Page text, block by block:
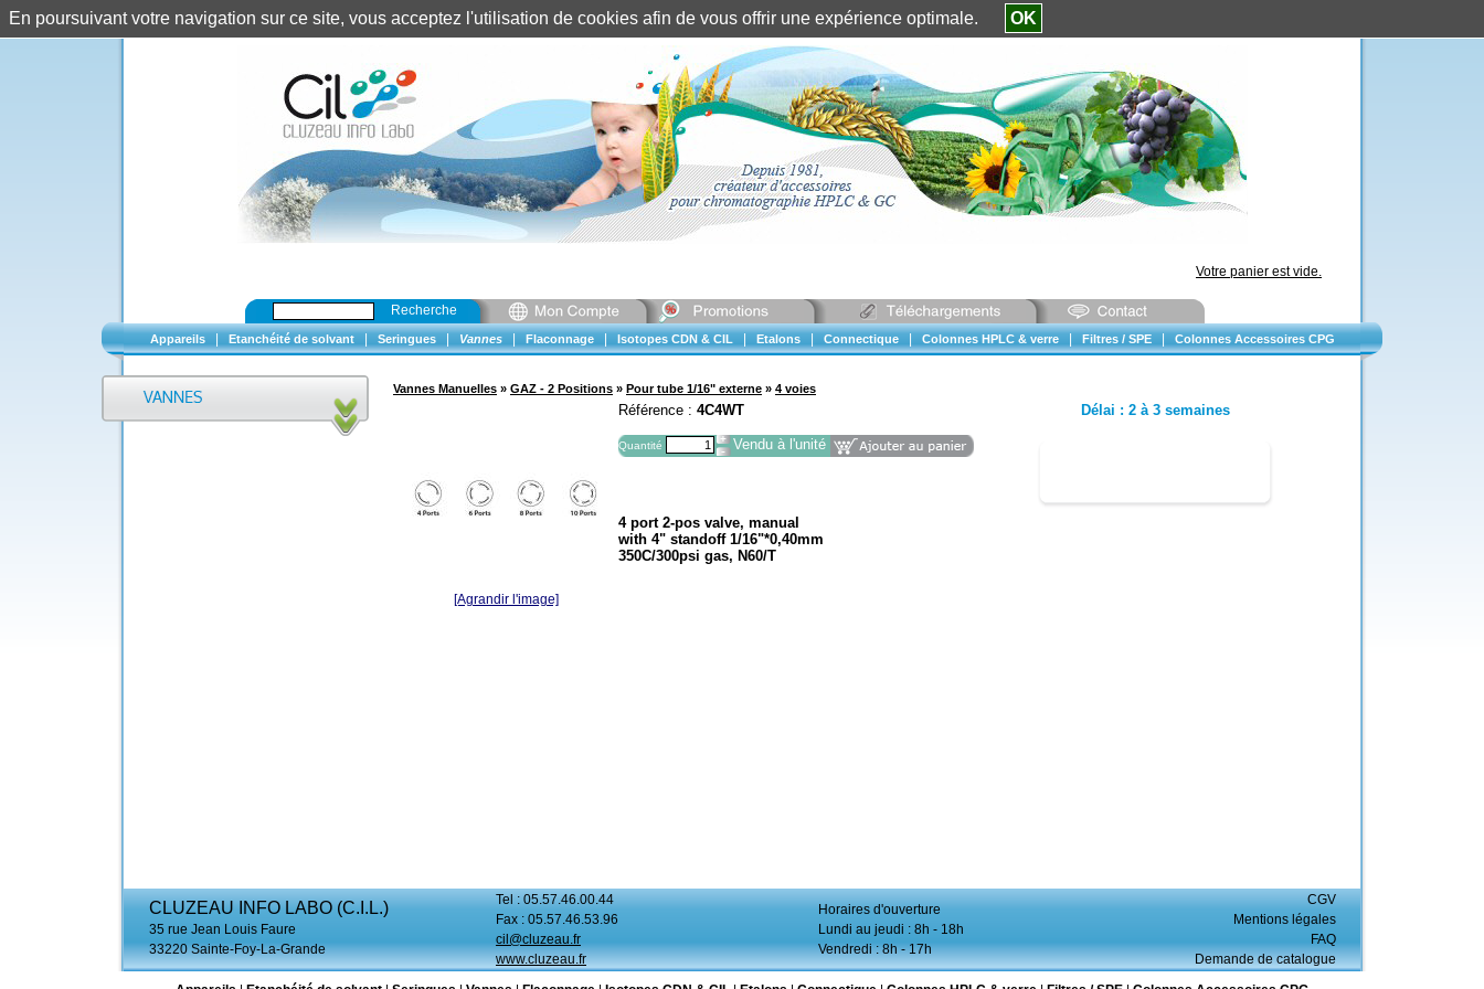
Identification client ||Mon compte
Votre panier est vide.
Recherche
Appareils Etanchéité de solvant Seringues Vannes Flaconnage Isotopes CDN & CIL Etalons Connectique Colonnes HPLC & verre Filtres / SPE Colonnes Accessoires CPG
Vannes Manuelles » GAZ - 2 Positions » Pour tube 1/16" externe » 4 voies
[Agrandir l'image]
Référence : 4C4WT
Quantité Vendu à l'unité
Délai : 2 à 3 semaines
4 port 2-pos valve, manual
with 4" standoff 1/16"*0,40mm
350C/300psi gas, N60/T
CLUZEAU INFO LABO (C.I.L.)
35 rue Jean Louis Faure
33220 Sainte-Foy-La-Grande
Tel : 05.57.46.00.44
Fax : 05.57.46.53.96
cil@cluzeau.fr
www.cluzeau.fr
Horaires d'ouverture
Lundi au jeudi : 8h - 18h
Vendredi : 8h - 17h
CGV
Mentions légales
FAQ
Demande de catalogue
En poursuivant votre navigation sur ce site, vous acceptez l'utilisation de cookies afin de vous offrir une expérience optimale. OK